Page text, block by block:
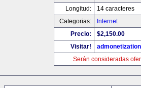
Longitud:
14 caracteres
Categorias:
Internet
Precio:
$2,150.00
Visitar!
Serán consideradas